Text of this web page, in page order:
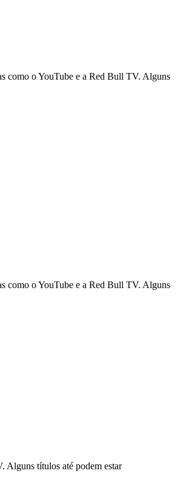
como o YouTube e a Red Bull TV. Alguns
como o YouTube e a Red Bull TV. Alguns
Alguns títulos até podem estar